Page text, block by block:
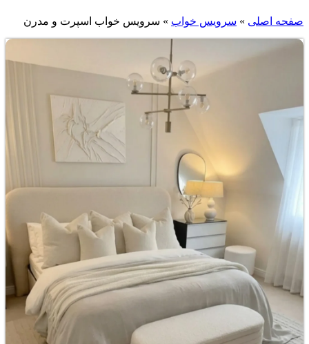
صفحه اصلی » سرویس خواب » سرویس خواب اسپرت و مدرن